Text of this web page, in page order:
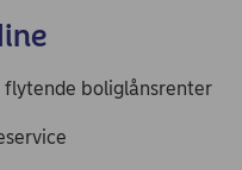
flytende boliglånsrenter